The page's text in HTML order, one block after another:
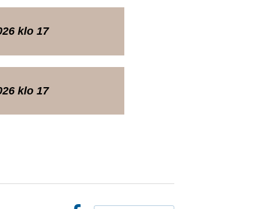
klo 17
klo 17